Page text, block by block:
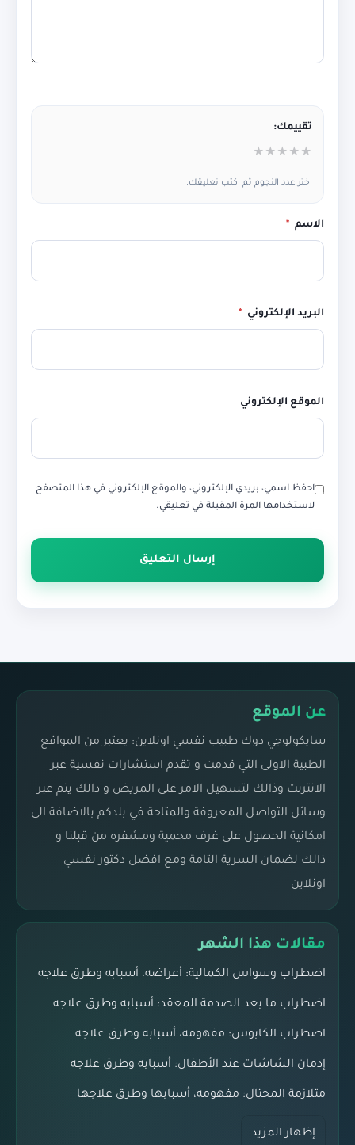
تقييمك:
★
★
★
★
★
اختر عدد النجوم ثم اكتب تعليقك.
الاسم *
البريد الإلكتروني *
الموقع الإلكتروني
احفظ اسمي، بريدي الإلكتروني، والموقع الإلكتروني في هذا المتصفح
لاستخدامها المرة المقبلة في تعليقي.
عن الموقع
سايكولوجي دوك طبيب نفسي اونلاين: يعتبر من المواقع
الطبية الاولى التي قدمت و تقدم استشارات نفسية عبر
الانترنت وذالك لتسهيل الامر على المريض و ذالك يتم عبر
وسائل التواصل المعروفة والمتاحة في بلدكم بالاضافة الى
امكانية الحصول على غرف محمية ومشفره من قبلنا و
ذالك لضمان السرية التامة ومع افضل دكتور نفسي
اونلاين
مقالات هذا الشهر
اضطراب وسواس الكمالية: أعراضه، أسبابه وطرق علاجه
اضطراب ما بعد الصدمة المعقد: أسبابه وطرق علاجه
اضطراب الكابوس: مفهومه، أسبابه وطرق علاجه
إدمان الشاشات عند الأطفال: أسبابه وطرق علاجه
متلازمة المحتال: مفهومه، أسبابها وطرق علاجها
إظهار المزيد